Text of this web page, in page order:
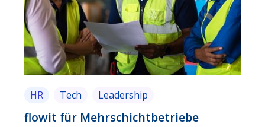
HR Tech Leadership
flowit für Mehrschichtbetriebe